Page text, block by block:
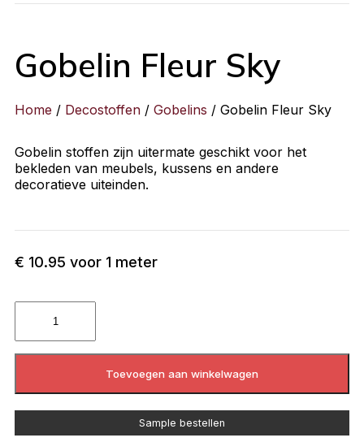
Gobelin Fleur Sky
Home / Decostoffen / Gobelins / Gobelin Fleur Sky
Gobelin stoffen zijn uitermate geschikt voor het
bekleden van meubels, kussens en andere
decoratieve uiteinden.
€ 10.95 voor 1 meter
Toevoegen aan winkelwagen
Sample bestellen